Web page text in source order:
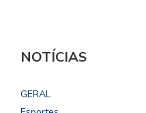
NOTÍCIAS
GERAL